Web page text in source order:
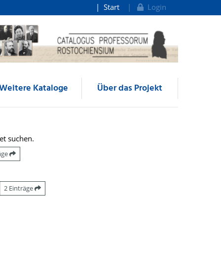
Start Login
Kataloge Über das Projekt
suchen.
2 Einträge